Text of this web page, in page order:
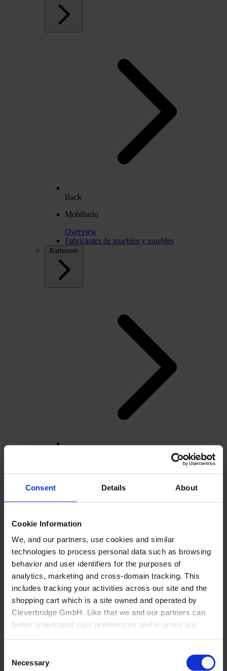
Consent Details About
Cookie Information
We, and our partners, use cookies and similar
technologies to process personal data such as browsing
behavior and user identifiers for the purposes of
analytics, marketing and cross-domain tracking. This
includes tracking your activities across our site and the
shopping cart which is a site owned and operated by
Cleverbridge GmbH. Like that we and our partners can
better understand your preferences and improve our
Also, the operator of the shopping cart, Cleverbridge
Selection
Necessary
Back
Mobiliario
Overview
Fabricantes de muebles y muebles
Bathroom
Large Bath Retail Specialists
Suelo